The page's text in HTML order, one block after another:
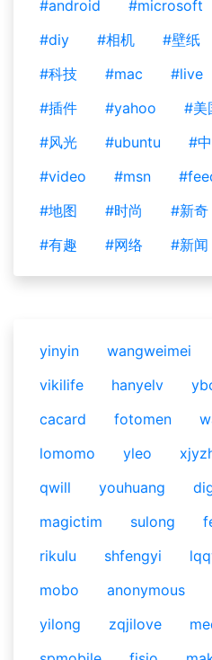
#android
#microsoft
#diy
#相机 #壁纸
#科技
#mac #live
#插件
#yahoo #美
#风光
#ubuntu #
#video
#msn
#地图
#时尚 #新奇
#有趣
#网络 #新闻
yinyin wangweimei
vikilife
hanyelv
cacard
fotomen
lomomo
yleo
qwill
youhuang
magictim
sulong
rikulu
shfengyi
mobo
anonymous
yilong
zqjilove